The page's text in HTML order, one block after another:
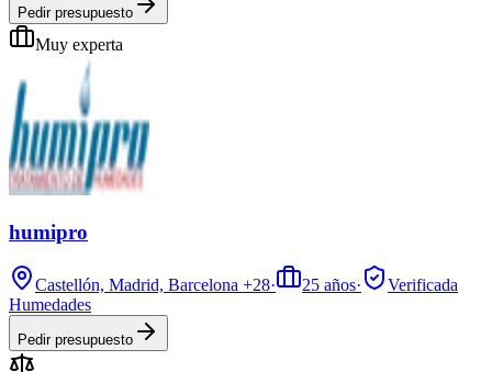
Pedir presupuesto
Muy experta
humipro
Castellón, Madrid, Barcelona +28· 25 años·
Verificada
Humedades
Pedir presupuesto